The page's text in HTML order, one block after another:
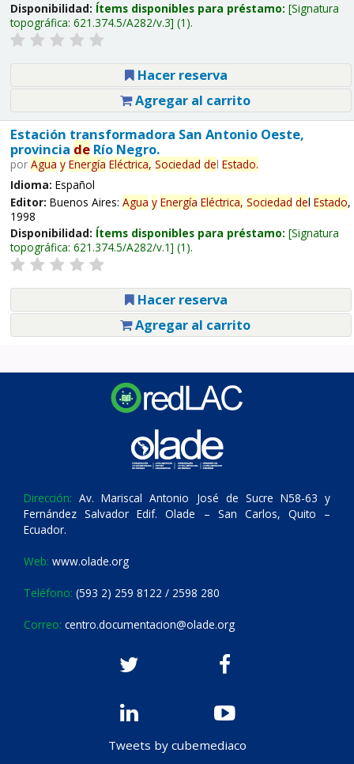
Disponibilidad: Ítems disponibles para préstamo: Signatura
topográfica: 621.374.5/A282/v.3 (1).
Hacer reserva
Agregar al carrito
Estación transformadora San Antonio Oeste,
provincia deRío Negro.
por Agua y Energía Eléctrica, Sociedad del Estado.
Idioma: Español
Editor: Buenos Aires: Agua y Energía Eléctrica, Sociedad del Estado,
1998
Disponibilidad: Ítems disponibles para préstamo: Signatura
topográfica: 621.374.5/A282/v.1 (1).
Hacer reserva
Agregar al carrito
Dirección: Av. Mariscal Antonio José de Sucre N58-63 y
Fernández Salvador Edif. Olade – San Carlos, Quito –
Ecuador.
Web: www.olade.org
Teléfono: (593 2) 259 8122 / 2598 280
Correo: centro.documentacion@olade.org
Tweets by cubemediaco